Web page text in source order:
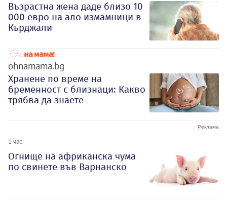
Възрастна жена даде близо 10
000 евро на ало измамници в
Кърджали
ohnamama.bg
Хранене по време на
бременност с близнаци: Какво
трябва да знаете
1 час
Огнище на африканска чума
по свинете във Варнанско